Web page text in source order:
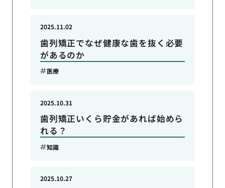
歯列矯正でなぜ健康な歯を抜く必要
があるのか
2025.11.02
医療
歯列矯正いくら貯金があれば始めら
れる？
2025.10.31
知識
2025.10.27